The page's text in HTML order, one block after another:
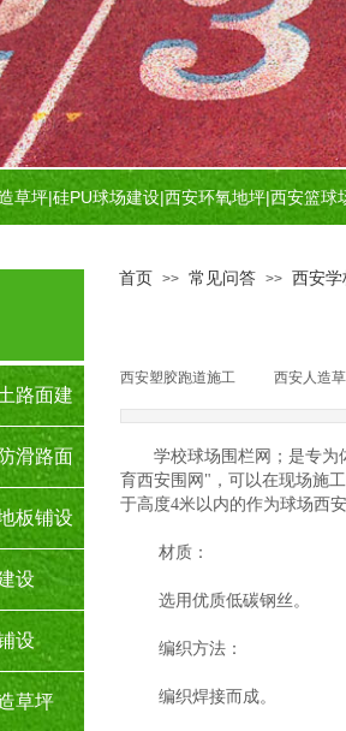
草坪|硅PU球场建设|西安环氧地坪|西安篮球
首页 >> 常见问答 >> 西安学
西安塑胶跑道施工 西安人造
学校球场围栏网；是专为体
育西安围网"，可以在现场施
于高度4米以内的作为球场西
材质：
选用优质低碳钢丝。
编织方法：
编织焊接而成。
路面建
滑路面
板铺设
设
设
草坪